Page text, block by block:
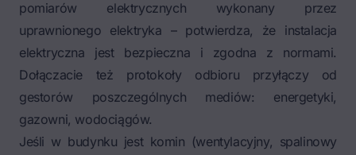
pomiarów elektrycznych wykonany przez
uprawnionego elektryka – potwierdza, że instalacja
elektryczna jest bezpieczna i zgodna z normami.
Dołączacie też protokoły odbioru przyłączy od
gestorów poszczególnych mediów: energetyki,
gazowni, wodociągów.
Jeśli w budynku jest komin (wentylacyjny, spalinowy